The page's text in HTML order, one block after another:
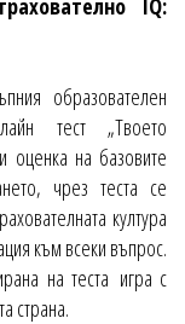
IQ:
образователен
тест „Твоето
оценка на базовите
чрез теста се
култура
към всеки въпрос.
на теста игра с
страна.